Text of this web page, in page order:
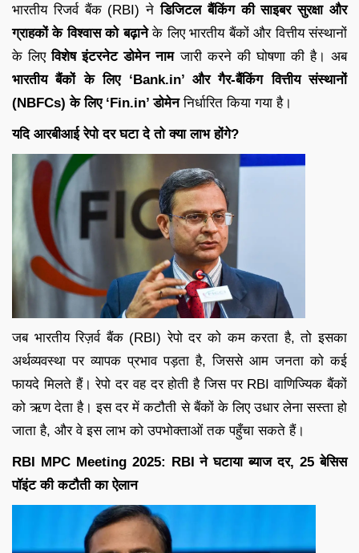
भारतीय रिजर्व बैंक (RBI) नेडिजिटल बैंकिंग की साइबर सुरक्षा और
ग्राहकों के विश्वास को बढ़ानेके लिए भारतीय बैंकों और वित्तीय संस्थानों
के लिएविशेष इंटरनेट डोमेन नामजारी करने की घोषणा की है। अब
भारतीय बैंकों के लिए ‘Bank.in’ और गैर-बैंकिंग वित्तीय संस्थानों
(NBFCs) के लिए ‘Fin.in’ डोमेननिर्धारित किया गया है।
यदि आरबीआई रेपो दर घटा दे तो क्या लाभ होंगे?
जब भारतीय रिज़र्व बैंक (RBI) रेपो दर को कम करता है, तो इसका
अर्थव्यवस्था पर व्यापक प्रभाव पड़ता है, जिससे आम जनता को कई
फायदे मिलते हैं। रेपो दर वह दर होती है जिस पर RBI वाणिज्यिक बैंकों
को ऋण देता है। इस दर में कटौती से बैंकों के लिए उधार लेना सस्ता हो
जाता है, और वे इस लाभ को उपभोक्ताओं तक पहुँचा सकते हैं।
RBI MPC Meeting 2025: RBI ने घटाया ब्याज दर, 25 बेसिस
पॉइंट की कटौती का ऐलान